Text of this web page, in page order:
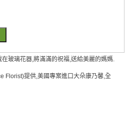
玻璃花器,將滿滿的祝福,送給美麗的媽媽.
Florist)提供,美國專案進口大朵康乃馨,全